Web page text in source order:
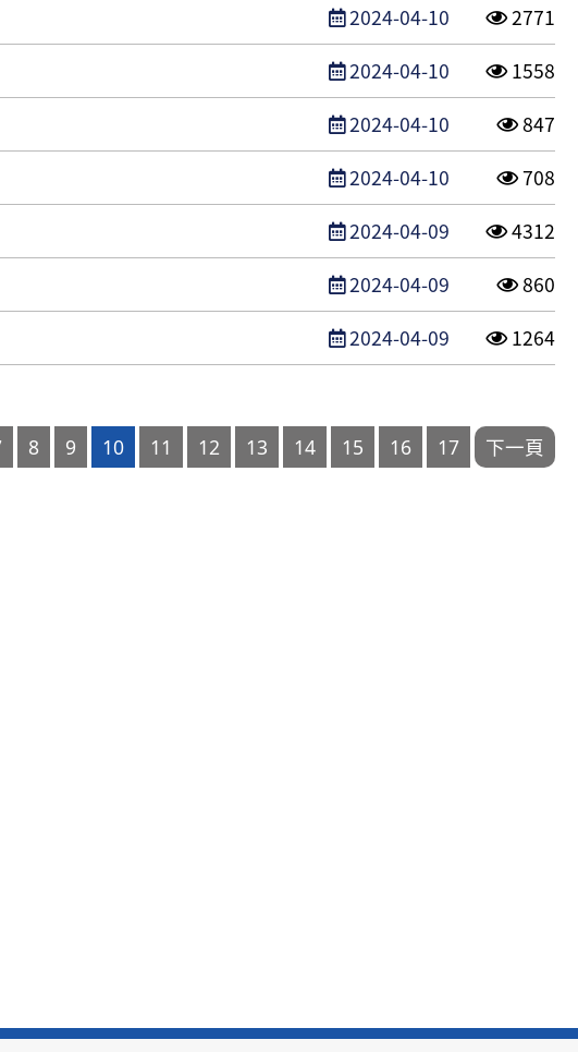
發布日期
2024-04-10 點閱次
2771
發布日期
2024-04-10 點閱次
1558
發布日期
2024-04-10 點閱
847
發布日期
2024-04-10 點閱
708
發布日期
2024-04-09 點閱次
4312
發布日期
2024-04-09 點閱
860
發布日期
2024-04-09 點閱次
1264